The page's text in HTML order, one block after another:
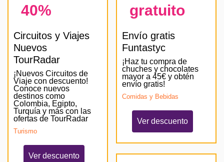
40%
Circuitos y Viajes
Nuevos
TourRadar
¡Nuevos Circuitos de
Viaje con descuento!
Conoce nuevos
destinos como
Colombia, Egipto,
Turquía y más con las
ofertas de TourRadar
Turismo
Ver descuento
gratuito
Envío gratis
Funtastyc
¡Haz tu compra de
chuches y chocolates
mayor a 45€ y obtén
envío gratis!
Comidas y Bebidas
Ver descuento